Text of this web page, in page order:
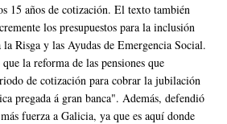
15 años de cotización. El texto también
los presupuestos para la inclusión
Risga y las Ayudas de Emergencia Social.
la reforma de las pensiones que
de cotización para cobrar la jubilación
pregada á gran banca". Además, defendió
fuerza a Galicia, ya que es aquí donde